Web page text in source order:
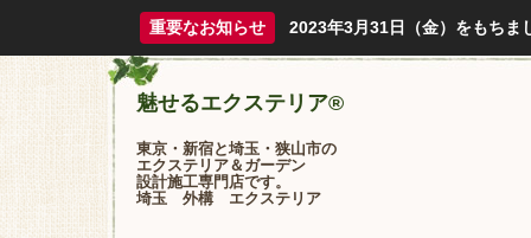
重要なお知らせ 2023年3月31日（金）をもちま
魅せるエクステリア®
東京・新宿と埼玉・狭山市の
エクステリア＆ガーデン
設計施工専門店です。
埼玉 外構 エクステリア